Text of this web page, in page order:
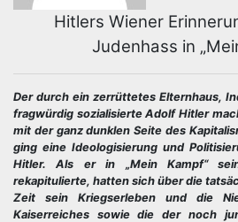
Hitlers Wiener
Judenhass in
Der durch ein zerrüttetes Elternhaus,
fragwürdig sozialisierte Adolf Hitler
mit der ganz dunklen Seite des
ging eine Ideologisierung und
Hitler. Als er in „Mein Kampf“
rekapitulierte, hatten sich über die
Zeit sein Kriegserleben und die
Kaiserreiches sowie die der noch